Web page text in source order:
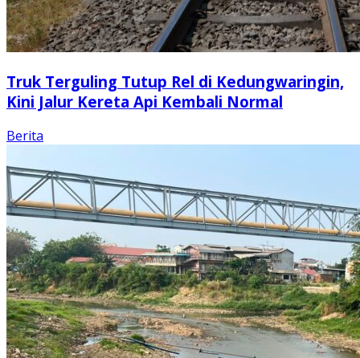
Truk Terguling Tutup Rel di Kedungwaringin,
Kini Jalur Kereta Api Kembali Normal
Berita